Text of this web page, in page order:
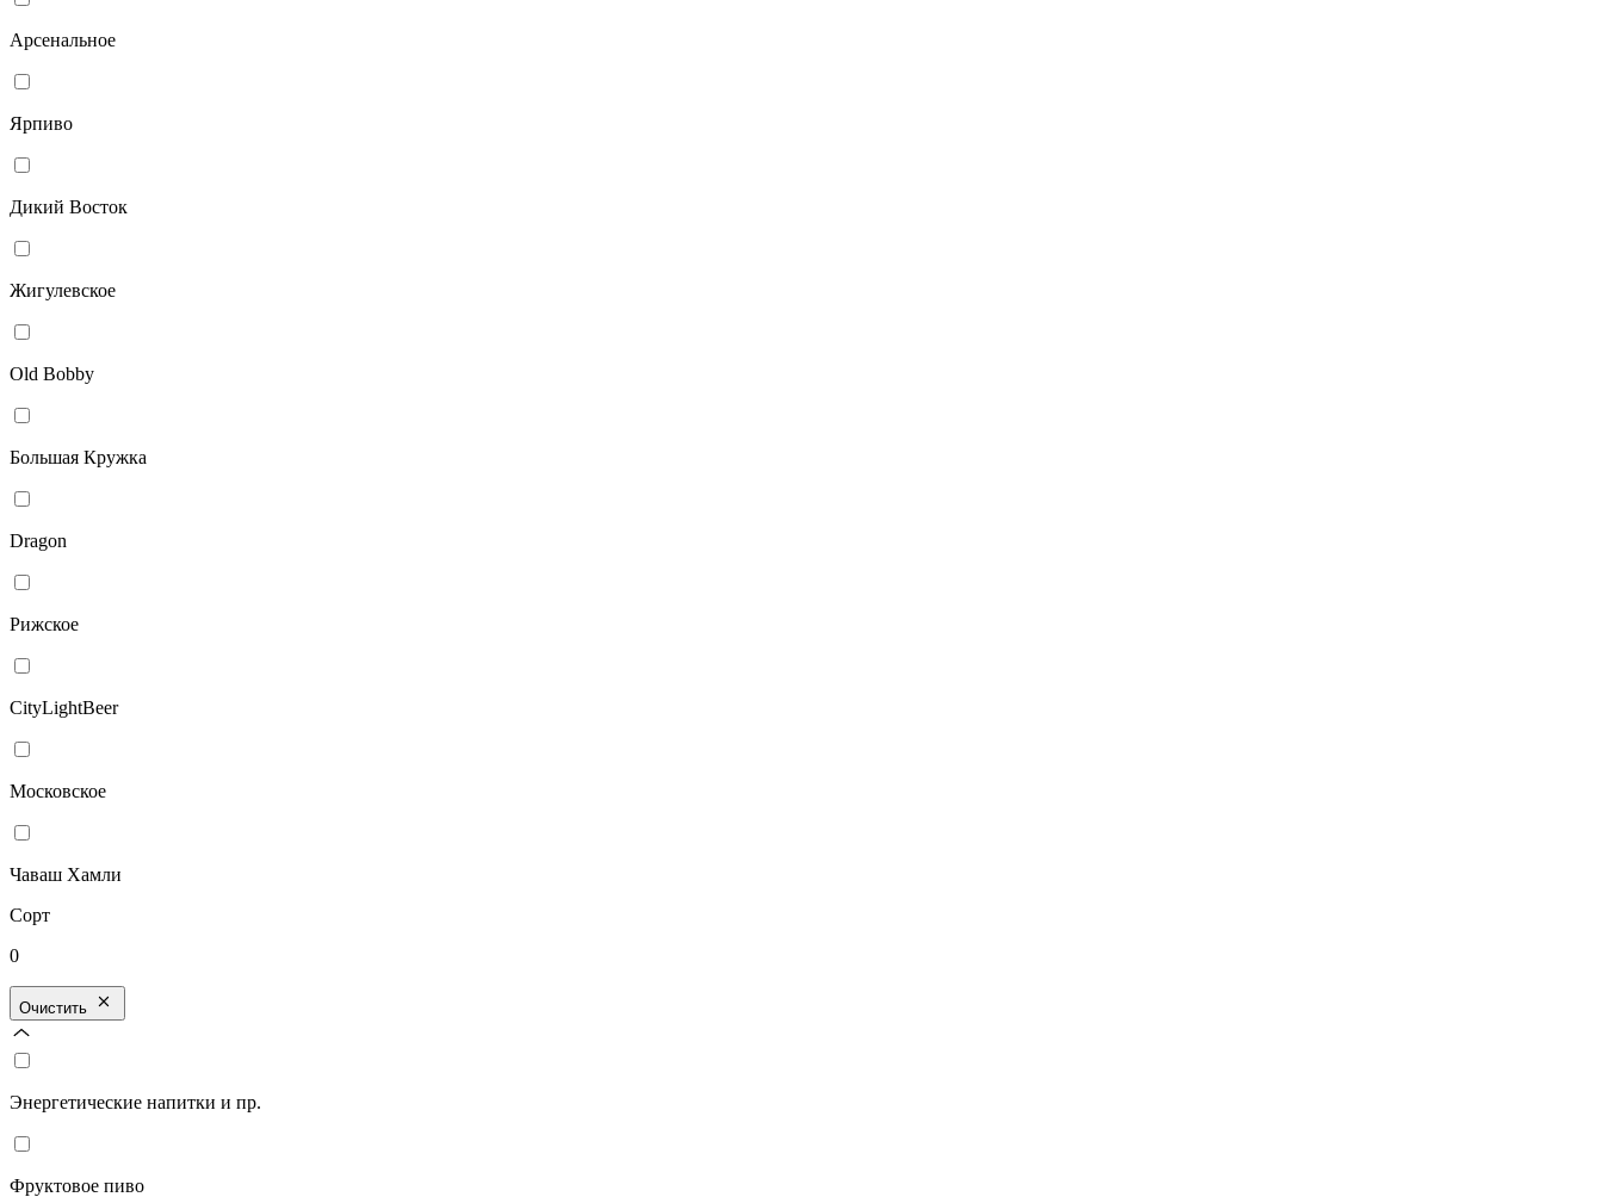
Арсенальное
Ярпиво
Дикий Восток
Жигулевское
Old Bobby
Большая Кружка
Dragon
Рижское
CityLightBeer
Московское
Чаваш Хамли
Сорт
0
Очистить
Энергетические напитки и пр.
Фруктовое пиво